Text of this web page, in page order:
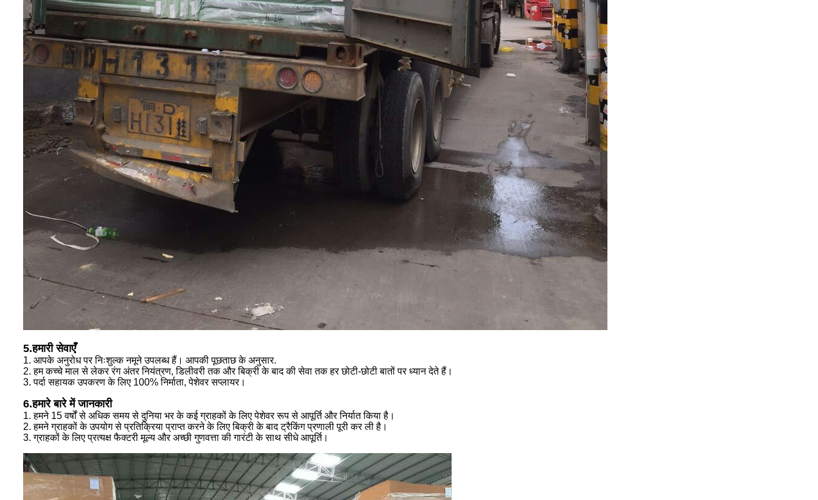
5.हमारी सेवाएँ
1. आपके अनुरोध पर निःशुल्क नमूने उपलब्ध हैं। आपकी पूछताछ के अनुसार.
2. हम कच्चे माल से लेकर रंग अंतर नियंत्रण, डिलीवरी तक और बिक्री के बाद की सेवा तक हर छोटी-छोटी बातों पर ध्यान देते हैं।
3. पर्दा सहायक उपकरण के लिए 100% निर्माता, पेशेवर सप्लायर।
6.हमारे बारे में जानकारी
1. हमने 15 वर्षों से अधिक समय से दुनिया भर के कई ग्राहकों के लिए पेशेवर रूप से आपूर्ति और निर्यात किया है।
2. हमने ग्राहकों के उपयोग से प्रतिक्रिया प्राप्त करने के लिए बिक्री के बाद ट्रैकिंग प्रणाली पूरी कर ली है।
3. ग्राहकों के लिए प्रत्यक्ष फैक्टरी मूल्य और अच्छी गुणवत्ता की गारंटी के साथ सीधे आपूर्ति।